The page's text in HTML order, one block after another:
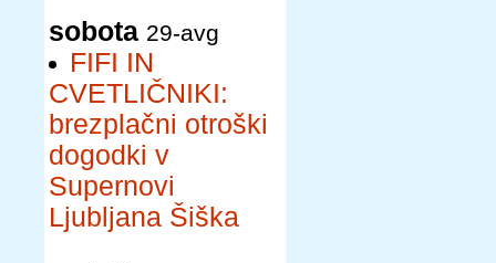
sobota 29-avg
FIFI IN
CVETLIČNIKI:
brezplačni otroški
dogodki v
Supernovi
Ljubljana Šiška